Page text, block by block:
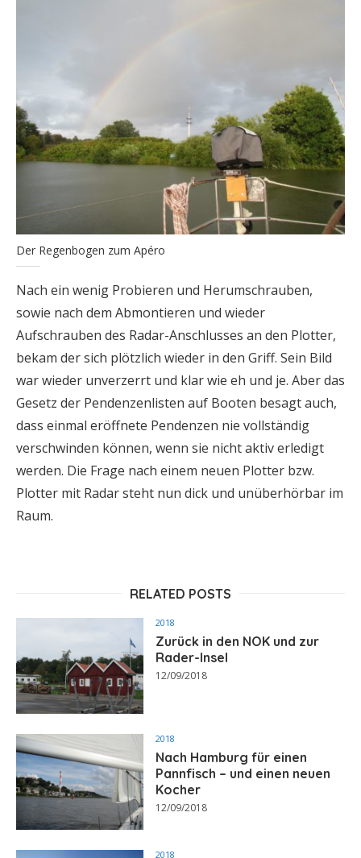
Der Regenbogen zum Apéro
Nach ein wenig Probieren und Herumschrauben,
sowie nach dem Abmontieren und wieder
Aufschrauben des Radar-Anschlusses an den Plotter,
bekam der sich plötzlich wieder in den Griff. Sein Bild
war wieder unverzerrt und klar wie eh und je. Aber das
Gesetz der Pendenzenlisten auf Booten besagt auch,
dass einmal eröffnete Pendenzen nie vollständig
verschwinden können, wenn sie nicht aktiv erledigt
werden. Die Frage nach einem neuen Plotter bzw.
Plotter mit Radar steht nun dick und unüberhörbar im
Raum.
RELATED POSTS
2018
Zurück in den NOK und zur
Rader-Insel
12/09/2018
2018
Nach Hamburg für einen
Pannfisch – und einen neuen
Kocher
12/09/2018
2018